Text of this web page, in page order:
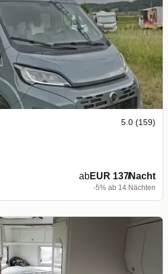
5.0 (159)
abEUR 137/Nacht
-5% ab 14 Nächten